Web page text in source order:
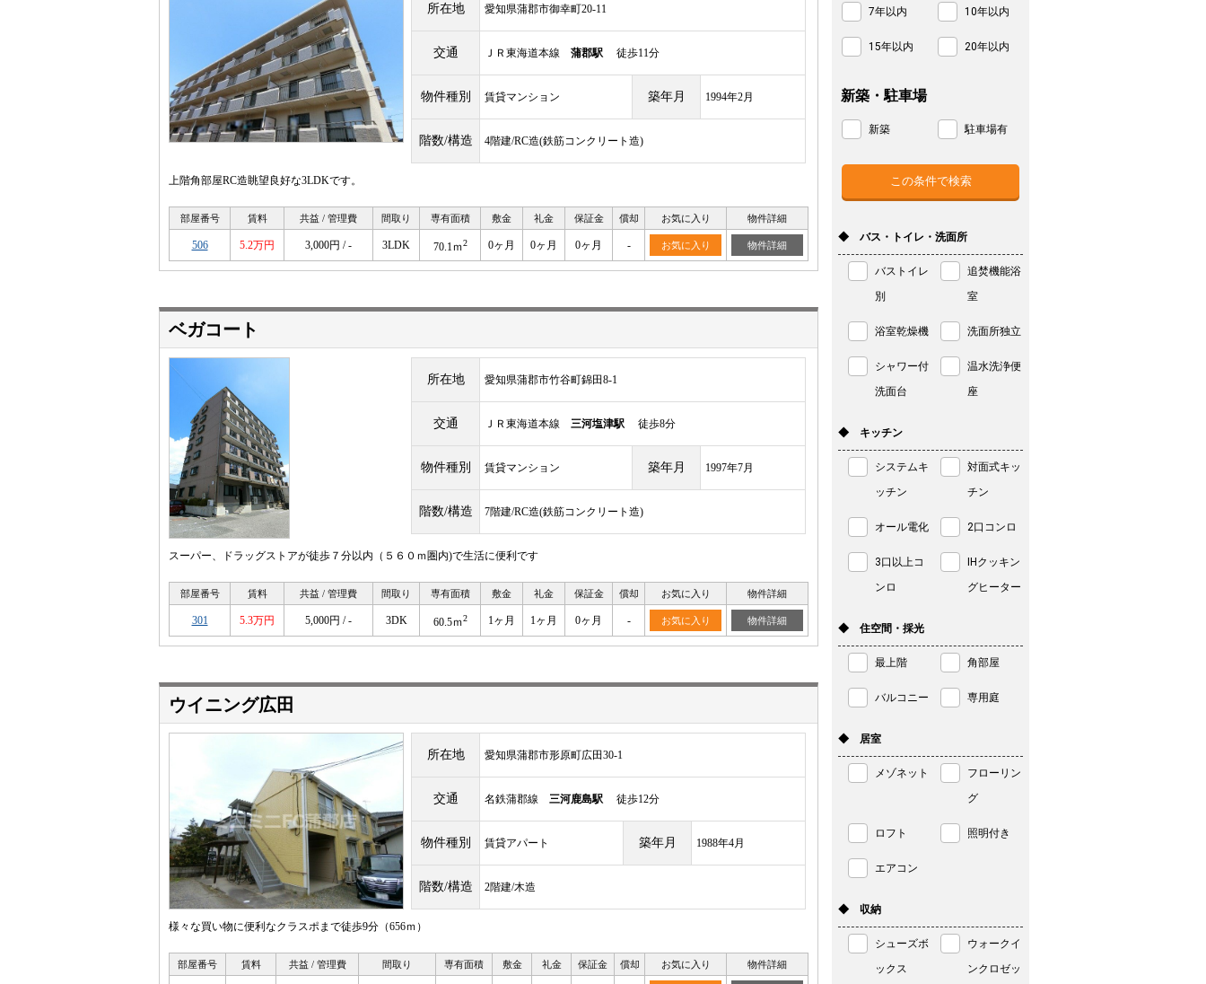
所在地 愛知県蒲郡市御幸町20-11
交通 ＪＲ東海道本線 蒲郡駅 徒歩11分
物件種別 賃貸マンション 築年月 1994年2月
階数/構造 4階建/RC造(鉄筋コンクリート造)
上階角部屋RC造眺望良好な3LDKです。
部屋番号 賃料 共益 / 管理費 間取り 専有面積 敷金 礼金 保証金 償却 お気に入り 物件詳細
506 5.2万円 3,000円 / - 3LDK 70.1ｍ2 0ヶ月 0ヶ月 0ヶ月 - お気に入り 物件詳細
ベガコート
所在地 愛知県蒲郡市竹谷町錦田8-1
交通 ＪＲ東海道本線 三河塩津駅 徒歩8分
物件種別 賃貸マンション 築年月 1997年7月
階数/構造 7階建/RC造(鉄筋コンクリート造)
スーパー、ドラッグストアが徒歩７分以内（５６０ｍ圏内)で生活に便利です
部屋番号 賃料 共益 / 管理費 間取り 専有面積 敷金 礼金 保証金 償却 お気に入り 物件詳細
301 5.3万円 5,000円 / - 3DK 60.5ｍ2 1ヶ月 1ヶ月 0ヶ月 - お気に入り 物件詳細
ウイニング広田
所在地 愛知県蒲郡市形原町広田30-1
交通 名鉄蒲郡線 三河鹿島駅 徒歩12分
物件種別 賃貸アパート 築年月 1988年4月
階数/構造 2階建/木造
様々な買い物に便利なクラスポまで徒歩9分（656ｍ）
部屋番号 賃料 共益 / 管理費 間取り 専有面積 敷金 礼金 保証金 償却 お気に入り 物件詳細
7年以内 10年以内
15年以内 20年以内
新築・駐車場
新築 駐車場有
◆ バス・トイレ・洗面所
バストイレ
別
追焚機能浴
室
浴室乾燥機 洗面所独立
シャワー付
洗面台
温水洗浄便
座
◆ キッチン
システムキ
ッチン
対面式キッ
チン
オール電化 2口コンロ
3口以上コ
ンロ
IHクッキン
グヒーター
◆ 住空間・採光
最上階 角部屋
バルコニー 専用庭
◆ 居室
メゾネット
フローリン
グ
ロフト 照明付き
エアコン
◆ 収納
シューズボ
ックス
ウォークイ
ンクロゼッ